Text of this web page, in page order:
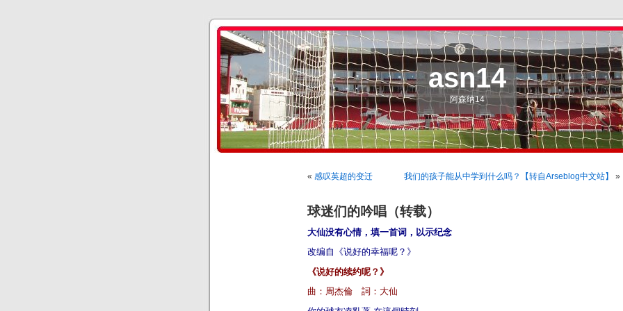
asn14
阿森纳14
« 感叹英超的变迁 我们的孩子能从中学到什么吗？【转自Arseblog中文站】 »
球迷们的吟唱（转载）
大仙没有心情，填一首词，以示纪念
改编自《说好的幸福呢？》
《说好的续约呢？》
曲：周杰倫 詞：大仙